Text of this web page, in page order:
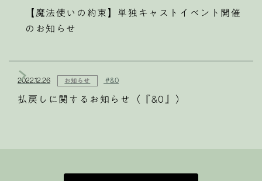
【魔法使いの約束】単独キャストイベント開催
のお知らせ
2022.12.26 お知らせ #&0
払戻しに関するお知らせ（『&0』）